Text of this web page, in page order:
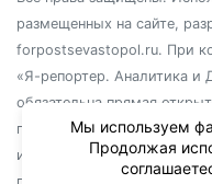
размещенных на сайте,
forpostsevastopol.ru. При
«Я-репортер. Аналитика и
обязательна прямая
гиперссылка. Независимо
использования
Мы используем
Продолжая